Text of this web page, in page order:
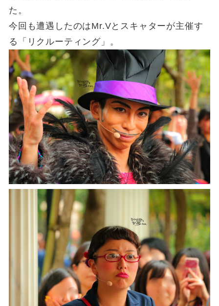
た。
今回も遭遇したのはMr.Vとスキャターが主催す
る「リクルーティング」。